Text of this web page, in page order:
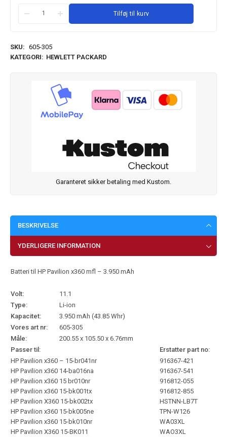
Tilføj til kurv
SKU: 605-305
KATEGORI: HEWLETT PACKARD
Garanteret sikker betaling med Kustom.
BESKRIVELSE
YDERLIGERE INFORMATION
Batteri til HP Pavilion x360 mfl – 3.950 mAh
Volt:
11.1
Type:
Li-ion
Kapacitet:
3.950 mAh (43.85 Whr)
Vores art nr:
605-305
Måle:
200.55 x 105.50 x 6.76mm
Passer til:
Erstatter part no:
HP Pavilion x360 – 15-br041nr
HP Pavilion x360 14-ba016na
HP Pavilion x360 15 br010nr
HP Pavilion x360 15-bk001tx
HP Pavilion X360 15-bk002tx
HP Pavilion x360 15-bk005ne
HP Pavilion x360 15-bk010nr
HP Pavilion X360 15-BK011
916367-421
916367-541
916812-055
916812-855
HSTNN-LB7T
TPN-W126
WA03XL
WAO3XL